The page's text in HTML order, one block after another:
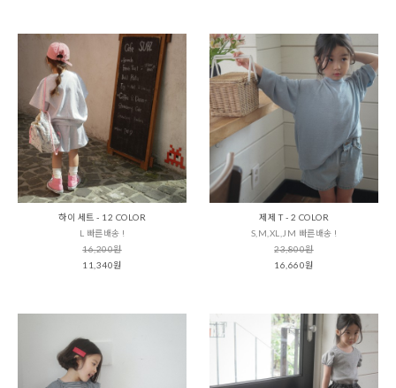
하이 세트 - 12 COLOR
L 빠른배송 !
16,200원
11,340원
제제 T - 2 COLOR
S,M,XL,JM 빠른배송 !
23,800원
16,660원